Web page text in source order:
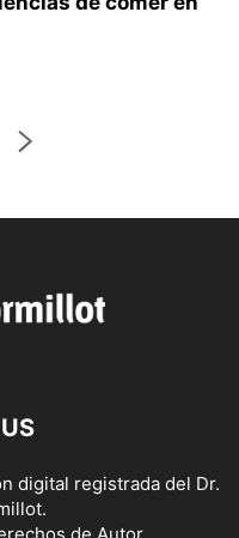
digital registrada del Dr.